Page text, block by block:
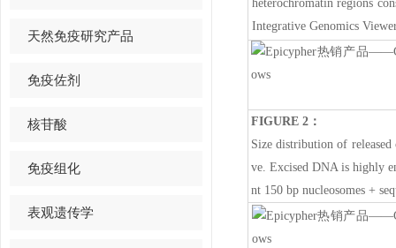
天然免疫研究产品
免疫佐剂
核苷酸
免疫组化
表观遗传学
heterochromatin regions
Integrative Genomics
FIGURE 2：
Size distribution of
ve. Excised DNA is highly
nt 150 bp nucleosomes +